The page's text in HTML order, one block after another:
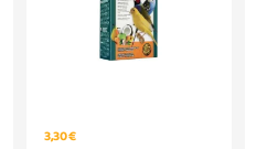
3,30 €